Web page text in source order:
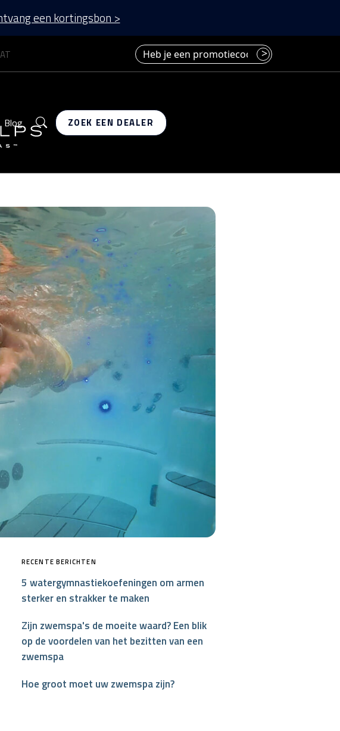
een kortingsbon >
Heb je een promotiecode? Voer deze hier in.
>
MP MOMENTUM DIEP
Blog Zoek op
ZOEK EEN DEALER
op Facebook
op X
dit bericht op Pinterest
RECENTE BERICHTEN
5 watergymnastiekoefeningen om armen
sterker en strakker te maken
Zijn zwemspa's de moeite waard? Een blik
op de voordelen van het bezitten van een
zwemspa
Hoe groot moet uw zwemspa zijn?